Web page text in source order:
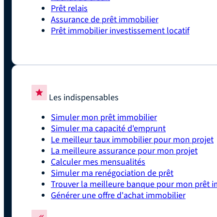
Prêt relais
Assurance de prêt immobilier
Prêt immobilier investissement locatif
Les indispensables
Simuler mon prêt immobilier
Simuler ma capacité d'emprunt
Le meilleur taux immobilier pour mon projet
La meilleure assurance pour mon projet
Calculer mes mensualités
Simuler ma renégociation de prêt
Trouver la meilleure banque pour mon prêt
Générer une offre d'achat immobilier